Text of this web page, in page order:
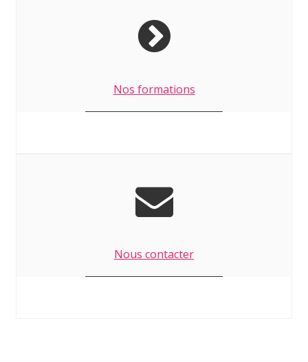
Nos formations
Nous contacter